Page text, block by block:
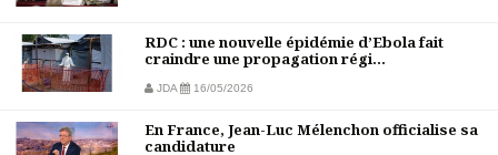
RDC : une nouvelle épidémie d’Ebola fait
craindre une propagation régi...
JDA 16/05/2026
En France, Jean-Luc Mélenchon officialise sa
candidature